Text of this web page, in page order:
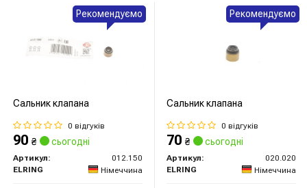
Сальник клапана
0 відгуків
90 ₴ сьогодні
Артикул:
012.150
ELRING
Німеччина
Рекомендуємо
Сальник клапана
0 відгуків
70 ₴ сьогодні
Артикул:
020.020
ELRING
Німеччина
Рекомендуємо